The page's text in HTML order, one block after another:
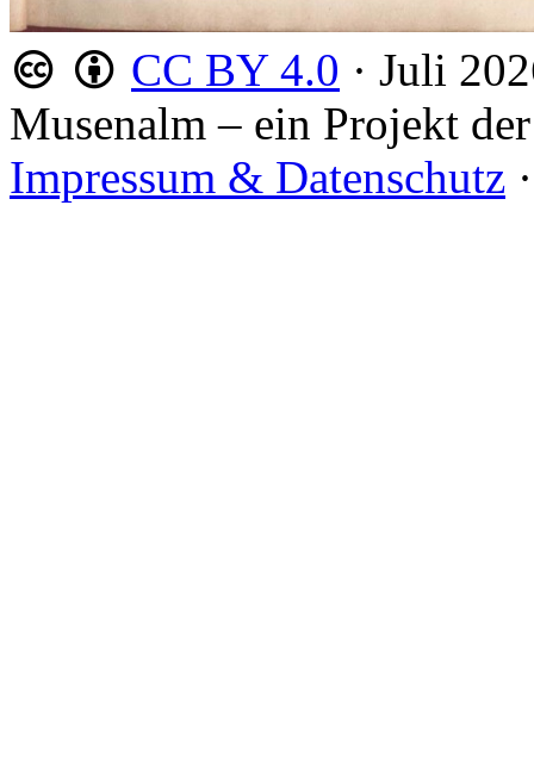
CC BY 4.0 · Juli
Musenalm – ein Projekt der
Impressum & Datenschutz ·